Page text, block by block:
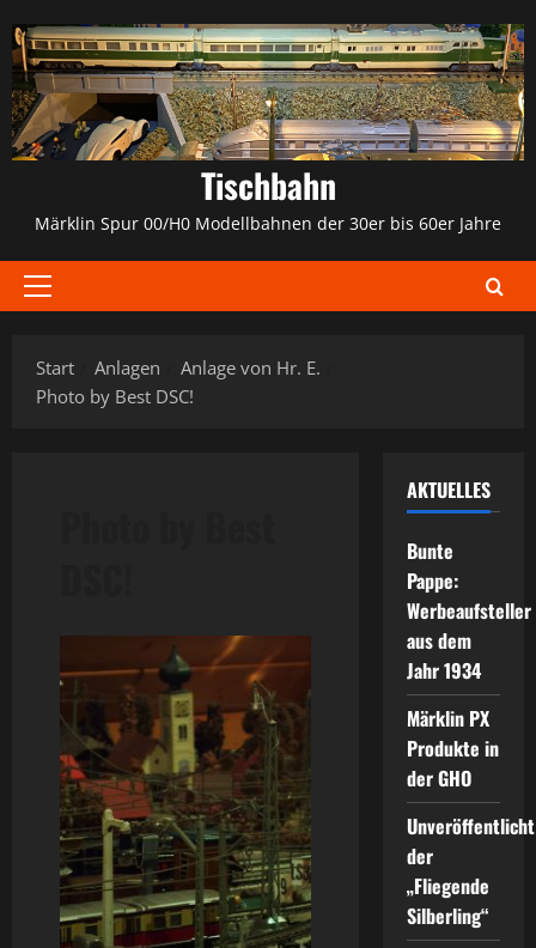
Inhalt
springen
Tischbahn
Märklin Spur 00/H0 Modellbahnen der 30er bis 60er Jahre
Primäres
Start
Anlagen
Anlage von Hr. E.
Photo by Best DSC!
AKTUELLES
Bunte
Pappe:
Werbeaufsteller
aus dem
Jahr 1934
Märklin PX
Produkte in
der GHO
der
„Fliegende
Silberling“